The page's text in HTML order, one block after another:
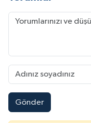
Gönder